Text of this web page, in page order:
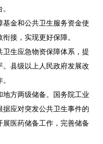
金和公共卫生服务资金使
接，实现更好保障。
生应急物资保障体系，提
县级以上人民政府发展改
地方两级储备。国务院工业
应对突发公共卫生事件的
医药储备工作，完善储备